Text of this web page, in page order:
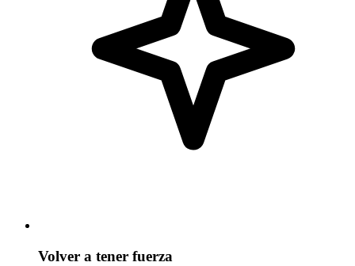
Volver a tener fuerza